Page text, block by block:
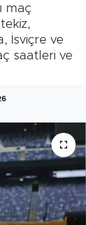
maç
İsviçre ve
saatleri ve